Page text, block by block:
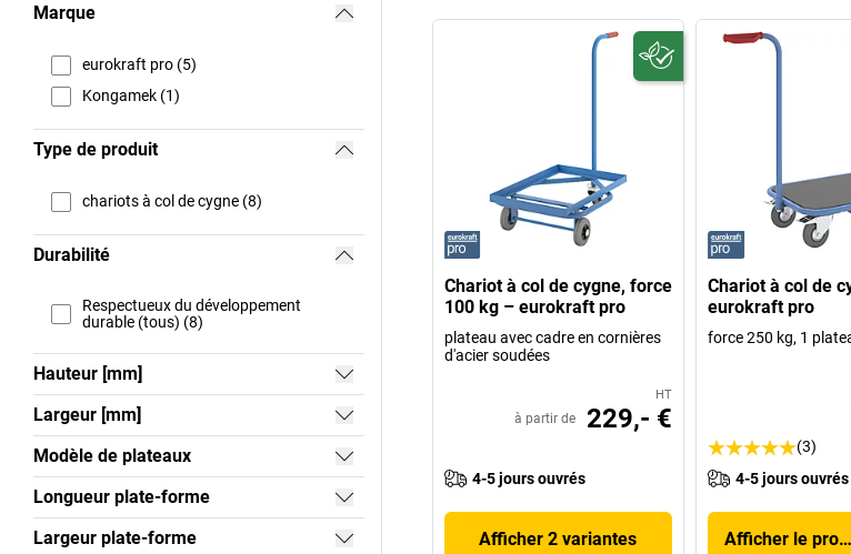
Marque
eurokraft pro (5)
Kongamek (1)
Type de produit
chariots à col de cygne (8)
Durabilité
Respectueux du développement
durable (tous) (8)
Hauteur [mm]
Largeur [mm]
Modèle de plateaux
Longueur plate-forme
Largeur plate-forme
Chariot à col de cygne, force
100 kg – eurokraft pro
plateau avec cadre en cornières
d'acier soudées
HT
à partir de 229,- €
4-5 jours ouvrés
Afficher 2 variantes
Chariot à col de
eurokraft pro
force 250 kg, 1
(3)
4-5 jours ouvrés
Afficher le